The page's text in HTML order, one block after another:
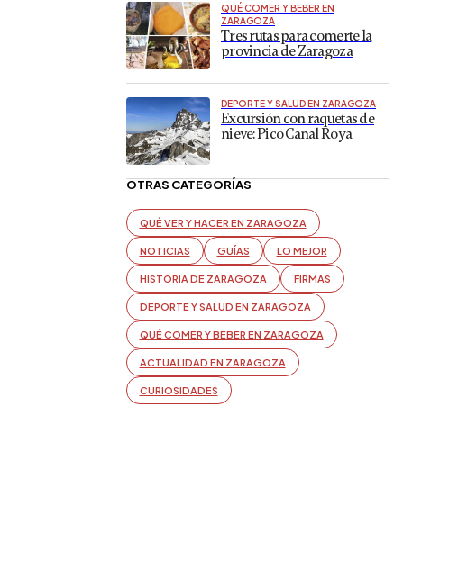
QUÉ COMER Y BEBER EN
ZARAGOZA
Tres rutas para comerte la
provincia de Zaragoza
DEPORTE Y SALUD EN ZARAGOZA
Excursión con raquetas de
nieve: Pico Canal Roya
OTRAS CATEGORÍAS
QUÉ VER Y HACER EN ZARAGOZA
NOTICIAS GUÍAS LO MEJOR
HISTORIA DE ZARAGOZA FIRMAS
DEPORTE Y SALUD EN ZARAGOZA
QUÉ COMER Y BEBER EN ZARAGOZA
ACTUALIDAD EN ZARAGOZA
CURIOSIDADES